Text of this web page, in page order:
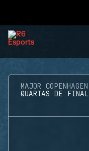
MAJOR COPENHAGEN
QUARTAS DE FINAL